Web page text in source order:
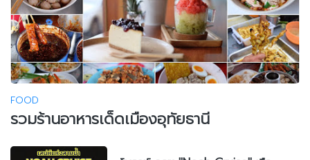
FOOD
รวมร้านอาหารเด็ดเมืองอุทัยธานี